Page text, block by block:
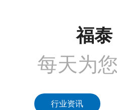
福泰
每天为
行业资讯